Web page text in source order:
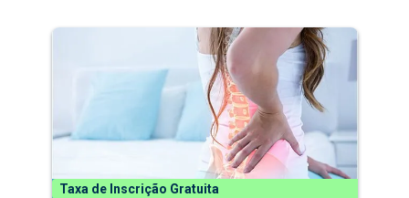
Taxa de Inscrição Gratuita